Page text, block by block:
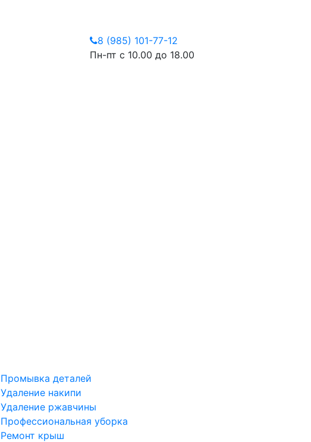
8 (985) 101-77-12
Пн-пт с 10.00 до 18.00
Промывка деталей
Удаление накипи
Удаление ржавчины
Профессиональная уборка
Ремонт крыш